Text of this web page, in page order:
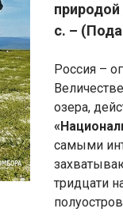
с. –
Россия –
озера,
самыми
тридцати